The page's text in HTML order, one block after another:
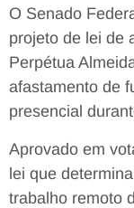
O Senado
projeto de lei de
Perpétua
afastamento de
presencial
Aprovado em
lei que
trabalho remoto